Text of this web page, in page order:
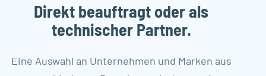
Direkt beauftragt oder als
technischer Partner.
Eine Auswahl an Unternehmen und Marken aus